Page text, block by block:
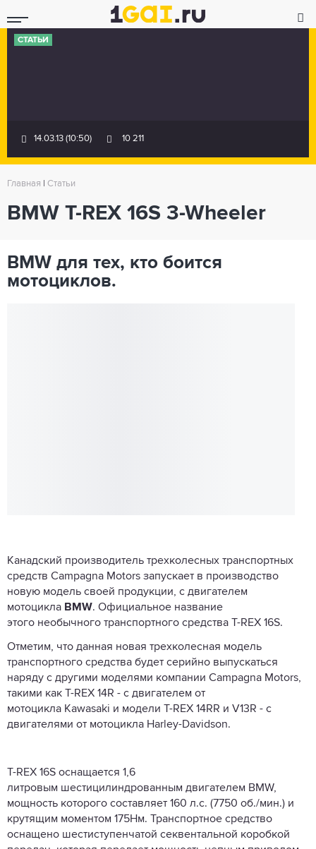
СТАТЬИ
14.03.13 (10:50) 10 211
Главная Статьи
BMW T-REX 16S 3-Wheeler
BMW для тех, кто боится
мотоциклов.
Канадский производитель трехколесных транспортных
средств Campagna Motors запускает в производство
новую модель своей продукции, с двигателем
мотоцикла BMW. Официальное название
этого необычного транспортного средства T-REX 16S.
Отметим, что данная новая трехколесная модель
транспортного средства будет серийно выпускаться
наряду с другими моделями компании Campagna Motors,
такими как T-REX 14R - с двигателем от
мотоцикла Kawasaki и модели T-REX 14RR и V13R - с
двигателями от мотоцикла Harley-Davidson.
T-REX 16S оснащается 1,6
литровым шестицилиндрованным двигателем BMW,
мощность которого составляет 160 л.с. (7750 об./мин.) и
крутящим моментом 175Нм. Транспортное средство
оснащено шестиступенчатой ​​секвентальной коробкой